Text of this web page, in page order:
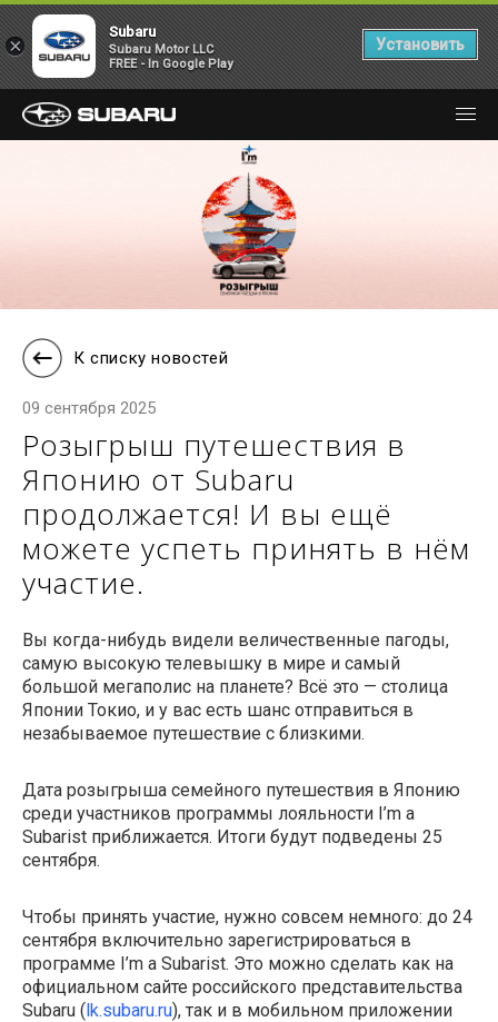
К списку новостей
09 сентября 2025
Розыгрыш путешествия в
Японию от Subaru
продолжается! И вы ещё
можете успеть принять в нём
участие.
Вы когда-нибудь видели величественные пагоды,
самую высокую телевышку в мире и самый
большой мегаполис на планете? Всё это — столица
Японии Токио, и у вас есть шанс отправиться в
незабываемое путешествие с близкими.
Дата розыгрыша семейного путешествия в Японию
среди участников программы лояльности I’m a
Subarist приближается. Итоги будут подведены 25
сентября.
Чтобы принять участие, нужно совсем немного: до 24
сентября включительно зарегистрироваться в
программе I’m a Subarist. Это можно сделать как на
официальном сайте российского представительства
Subaru (lk.subaru.ru), так и в мобильном приложении
×
Subaru
Subaru Motor LLC
FREE - In Google Play
Установить